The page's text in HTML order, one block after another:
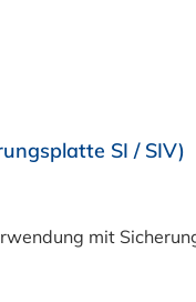
SI / SIV)
mit